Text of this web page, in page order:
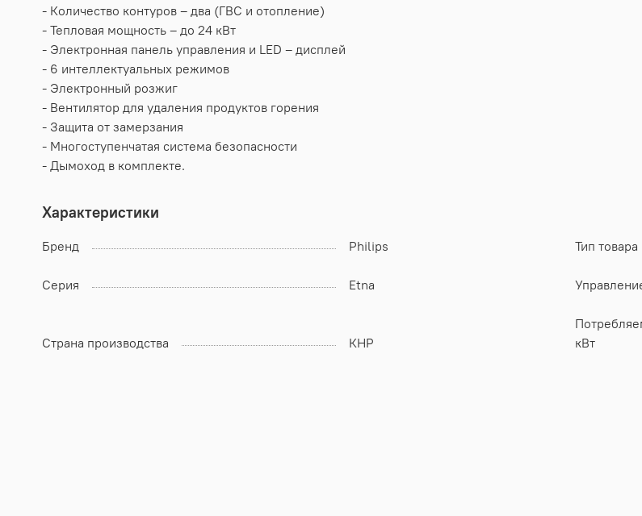
- Количество контуров – два (ГВС и отопление)
- Тепловая мощность – до 24 кВт
- Электронная панель управления и LED – дисплей
- 6 интеллектуальных режимов
- Электронный розжиг
- Вентилятор для удаления продуктов горения
- Защита от замерзания
- Многоступенчатая система безопасности
- Дымоход в комплекте.
Характеристики
Бренд Philips Тип товара
Серия Etna
Страна производства КНР
кВт